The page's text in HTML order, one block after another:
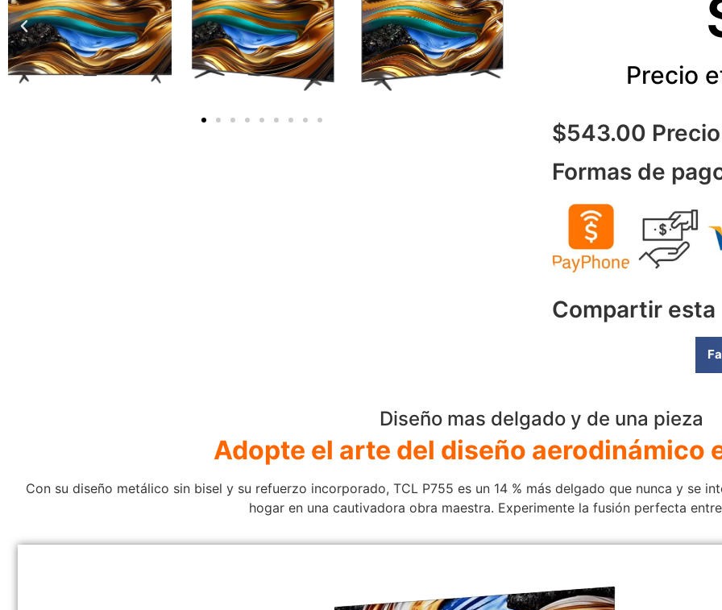
Precio
$543.00
Formas de
Compartir
Diseño mas delgado y de una pieza
Adopte el arte del diseño aerodinámico
Con su diseño metálico sin bisel y su refuerzo incorporado, TCL P755 es un 14 % más delgado que nunca y se
hogar en una cautivadora obra maestra. Experimente la fusión perfecta